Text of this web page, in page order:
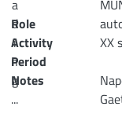
a
d
i
n
g
...
Role
Activity
Period
XX
Notes